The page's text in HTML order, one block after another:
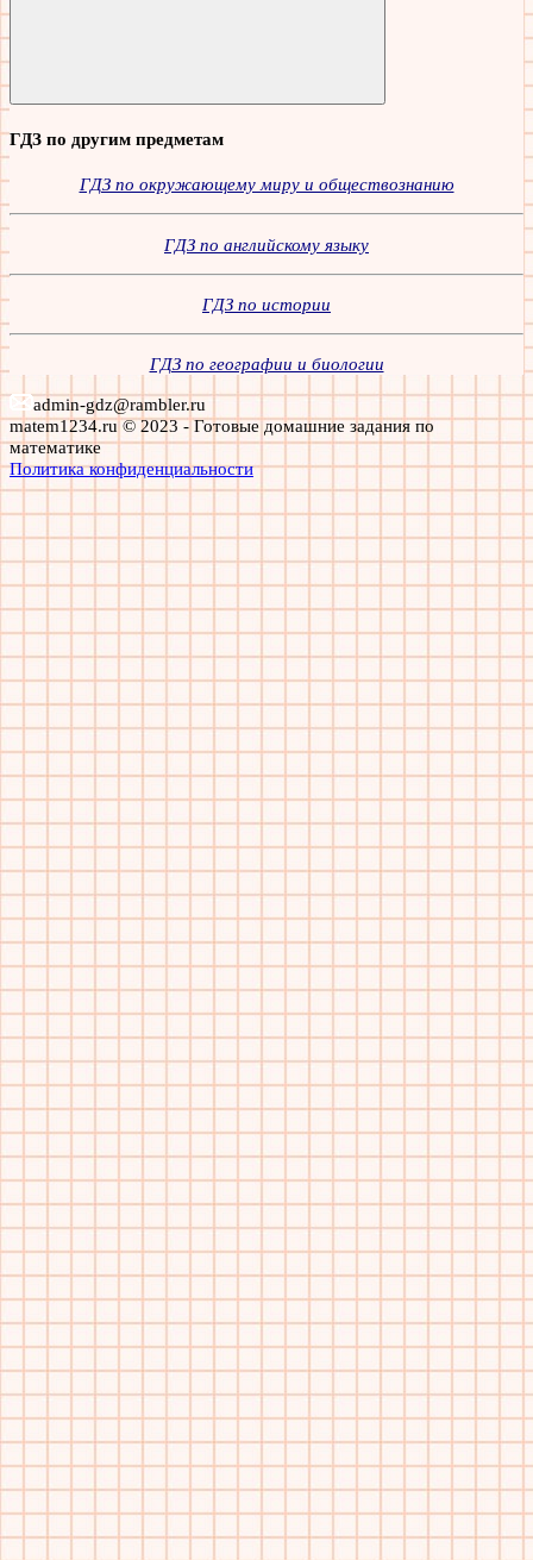
Поиск
ГДЗ по другим предметам
ГДЗ по окружающему миру и обществознанию
ГДЗ по английскому языку
ГДЗ по истории
ГДЗ по географии и биологии
admin-gdz@rambler.ru
matem1234.ru © 2023 - Готовые домашние задания по
математике
Политика конфиденциальности